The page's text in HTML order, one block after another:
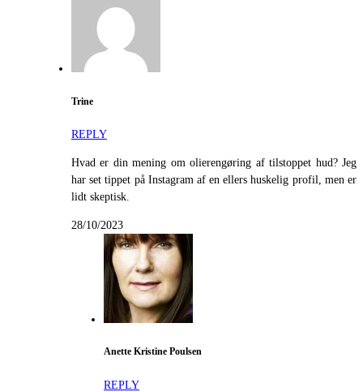
Trine
REPLY
Hvad er din mening om olierengøring af tilstoppet hud? Jeg
har set tippet på Instagram af en ellers huskelig profil, men er
lidt skeptisk.
28/10/2023
Anette Kristine Poulsen
REPLY